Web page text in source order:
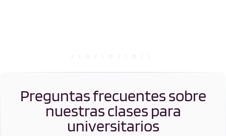
Preguntas frecuentes sobre
nuestras clases para
universitarios